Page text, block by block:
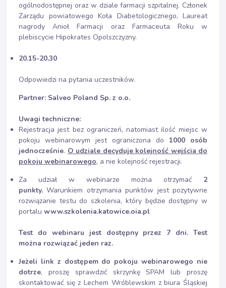
ogólnodostępnej oraz w dziale farmacji szpitalnej. Członek
Zarządu powiatowego Koła Diabetologicznego, Laureat
nagrody Anioł Farmacji oraz Farmaceuta Roku w
plebiscycie Hipokrates Opolszczyzny.
20.15-20.30
Odpowiedzi na pytania uczestników.
Partner: Salveo Poland Sp. z o.o.
Uwagi techniczne:
Rejestracja jest bez ograniczeń, natomiast ilość miejsc w
pokoju webinarowym jest ograniczona do 1000 osób
jednocześnie. O udziale decyduje kolejność wejścia do
pokoju webinarowego, a nie kolejność rejestracji.
Za udział w webinarze można otrzymać 2
punkty. Warunkiem otrzymania punktów jest pozytywne
rozwiązanie testu do szkolenia, który będzie dostępny w
portalu www.szkolenia.katowice.oia.pl
Test do webinaru jest dostępny przez 7 dni. Test
można rozwiązać jeden raz.
Jeżeli link z dostępem do pokoju webinarowego nie
dotrze, proszę sprawdzić skrzynkę SPAM lub proszę
skontaktować się z Lechem Wróblewskim z biura Śląskiej